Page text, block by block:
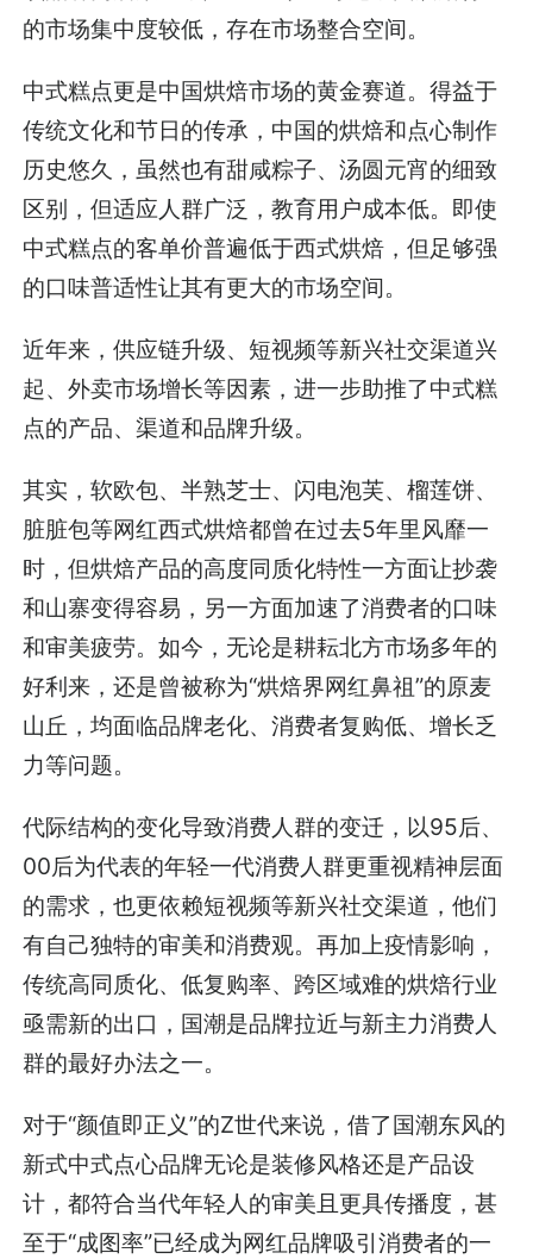
的市场集中度较低，存在市场整合空间。
中式糕点更是中国烘焙市场的黄金赛道。得益于
传统文化和节日的传承，中国的烘焙和点心制作
历史悠久，虽然也有甜咸粽子、汤圆元宵的细致
区别，但适应人群广泛，教育用户成本低。即使
中式糕点的客单价普遍低于西式烘焙，但足够强
的口味普适性让其有更大的市场空间。
近年来，供应链升级、短视频等新兴社交渠道兴
起、外卖市场增长等因素，进一步助推了中式糕
点的产品、渠道和品牌升级。
其实，软欧包、半熟芝士、闪电泡芙、榴莲饼、
脏脏包等网红西式烘焙都曾在过去5年里风靡一
时，但烘焙产品的高度同质化特性一方面让抄袭
和山寨变得容易，另一方面加速了消费者的口味
和审美疲劳。如今，无论是耕耘北方市场多年的
好利来，还是曾被称为“烘焙界网红鼻祖”的原麦
山丘，均面临品牌老化、消费者复购低、增长乏
力等问题。
代际结构的变化导致消费人群的变迁，以95后、
00后为代表的年轻一代消费人群更重视精神层面
的需求，也更依赖短视频等新兴社交渠道，他们
有自己独特的审美和消费观。再加上疫情影响，
传统高同质化、低复购率、跨区域难的烘焙行业
亟需新的出口，国潮是品牌拉近与新主力消费人
群的最好办法之一。
对于“颜值即正义”的Z世代来说，借了国潮东风的
新式中式点心品牌无论是装修风格还是产品设
计，都符合当代年轻人的审美且更具传播度，甚
至于“成图率”已经成为网红品牌吸引消费者的一